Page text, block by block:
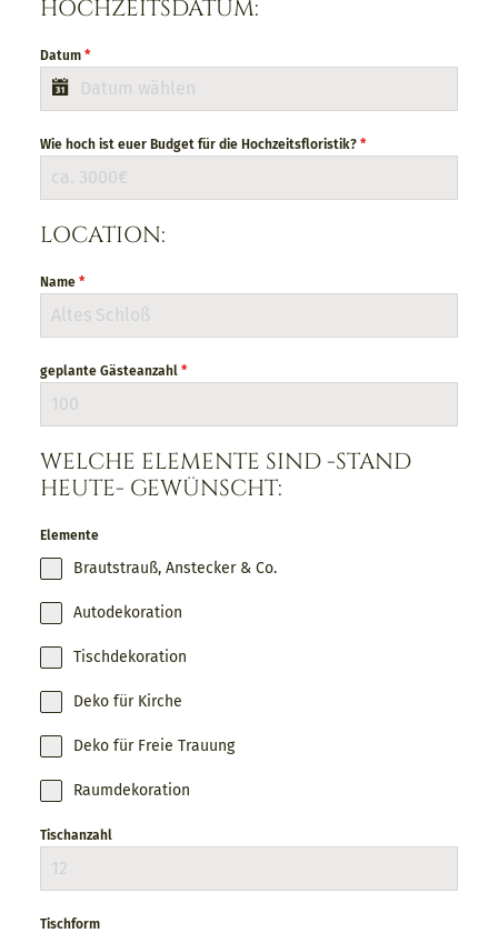
HOCHZEITSDATUM:
Datum *
Wie hoch ist euer Budget für die Hochzeitsfloristik? *
LOCATION:
Name *
geplante Gästeanzahl *
WELCHE ELEMENTE SIND -STAND
HEUTE- GEWÜNSCHT:
Elemente
Brautstrauß, Anstecker & Co.
Autodekoration
Tischdekoration
Deko für Kirche
Deko für Freie Trauung
Raumdekoration
Tischanzahl
Tischform